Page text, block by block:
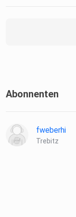
Abonnenten
fweberhi
Trebitz